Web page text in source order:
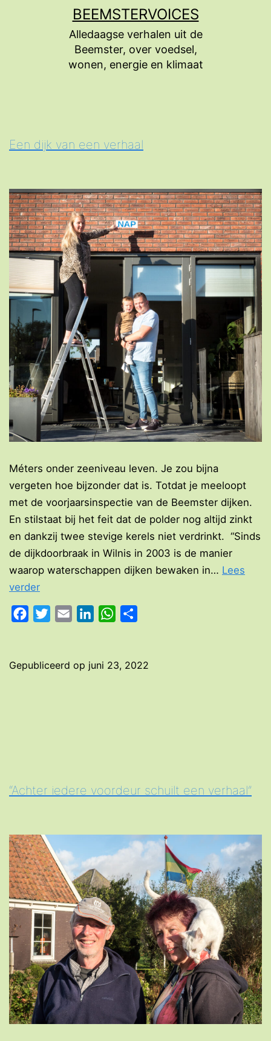
BEEMSTERVOICES
Alledaagse verhalen uit de
Beemster, over voedsel,
wonen, energie en klimaat
Een dijk van een verhaal
Méters onder zeeniveau leven. Je zou bijna
vergeten hoe bijzonder dat is. Totdat je meeloopt
met de voorjaarsinspectie van de Beemster dijken.
En stilstaat bij het feit dat de polder nog altijd zinkt
en dankzij twee stevige kerels niet verdrinkt. “Sinds
de dijkdoorbraak in Wilnis in 2003 is de manier
waarop waterschappen dijken bewaken in… Lees
verderEen
dijk
van
FacebookTwitterEmail LinkedInWhatsApp
Gepubliceerd op juni 23, 2022
“Achter iedere voordeur schuilt een verhaal”